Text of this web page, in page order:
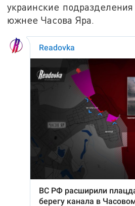
украинские
южнее Часова Яра.